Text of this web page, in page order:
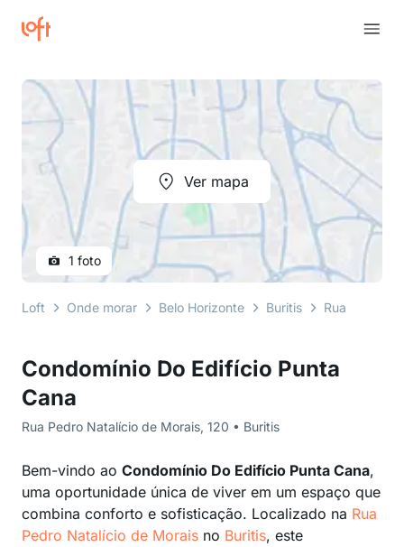
Condomínio Do Edifício Punta
Cana
Rua Pedro Natalício de Morais, 120 • Buritis
Bem-vindo ao Condomínio Do Edifício Punta Cana,
uma oportunidade única de viver em um espaço que
combina conforto e sofisticação. Localizado na Rua
Pedro Natalício de Morais no Buritis, este
Ver mapa
1 foto
Loft Onde morar Belo Horizonte Buritis Rua Pedro